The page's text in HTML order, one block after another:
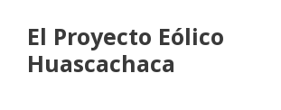
El Proyecto Eólico
Huascachaca